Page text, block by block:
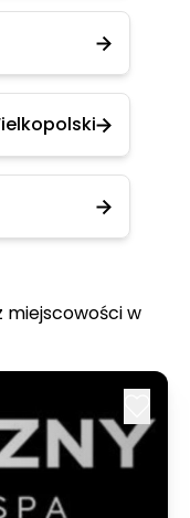
miejscowości w